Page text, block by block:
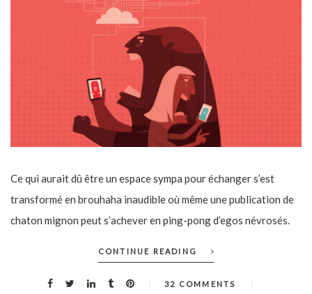
Ce qui aurait dû être un espace sympa pour échanger s’est
transformé en brouhaha inaudible où même une publication de
chaton mignon peut s’achever en ping-pong d’egos névrosés.
CONTINUE READING
32 COMMENTS